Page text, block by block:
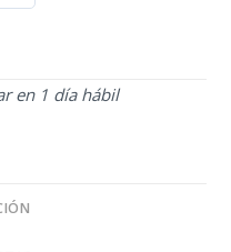
en 1 día hábil